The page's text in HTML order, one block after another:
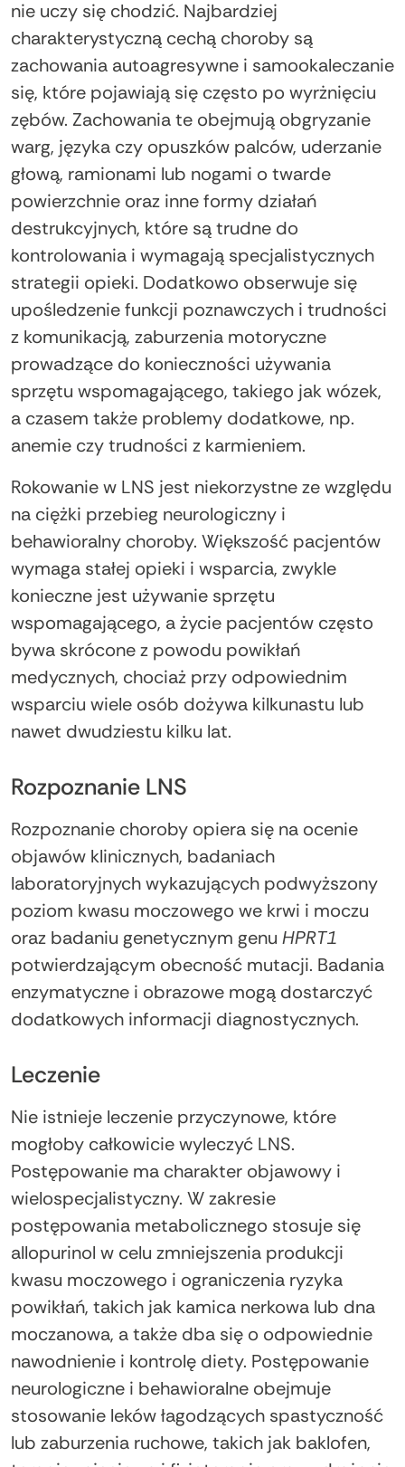
nie uczy się chodzić. Najbardziej
charakterystyczną cechą choroby są
zachowania autoagresywne i samookaleczanie
się, które pojawiają się często po wyrżnięciu
zębów. Zachowania te obejmują obgryzanie
warg, języka czy opuszków palców, uderzanie
głową, ramionami lub nogami o twarde
powierzchnie oraz inne formy działań
destrukcyjnych, które są trudne do
kontrolowania i wymagają specjalistycznych
strategii opieki. Dodatkowo obserwuje się
upośledzenie funkcji poznawczych i trudności
z komunikacją, zaburzenia motoryczne
prowadzące do konieczności używania
sprzętu wspomagającego, takiego jak wózek,
a czasem także problemy dodatkowe, np.
anemie czy trudności z karmieniem.
Rokowanie w LNS jest niekorzystne ze względu
na ciężki przebieg neurologiczny i
behawioralny choroby. Większość pacjentów
wymaga stałej opieki i wsparcia, zwykle
konieczne jest używanie sprzętu
wspomagającego, a życie pacjentów często
bywa skrócone z powodu powikłań
medycznych, chociaż przy odpowiednim
wsparciu wiele osób dożywa kilkunastu lub
nawet dwudziestu kilku lat.
Rozpoznanie LNS
Rozpoznanie choroby opiera się na ocenie
objawów klinicznych, badaniach
laboratoryjnych wykazujących podwyższony
poziom kwasu moczowego we krwi i moczu
oraz badaniu genetycznym genu HPRT1
potwierdzającym obecność mutacji. Badania
enzymatyczne i obrazowe mogą dostarczyć
dodatkowych informacji diagnostycznych.
Leczenie
Nie istnieje leczenie przyczynowe, które
mogłoby całkowicie wyleczyć LNS.
Postępowanie ma charakter objawowy i
wielospecjalistyczny. W zakresie
postępowania metabolicznego stosuje się
allopurinol w celu zmniejszenia produkcji
kwasu moczowego i ograniczenia ryzyka
powikłań, takich jak kamica nerkowa lub dna
moczanowa, a także dba się o odpowiednie
nawodnienie i kontrolę diety. Postępowanie
neurologiczne i behawioralne obejmuje
stosowanie leków łagodzących spastyczność
lub zaburzenia ruchowe, takich jak baklofen,